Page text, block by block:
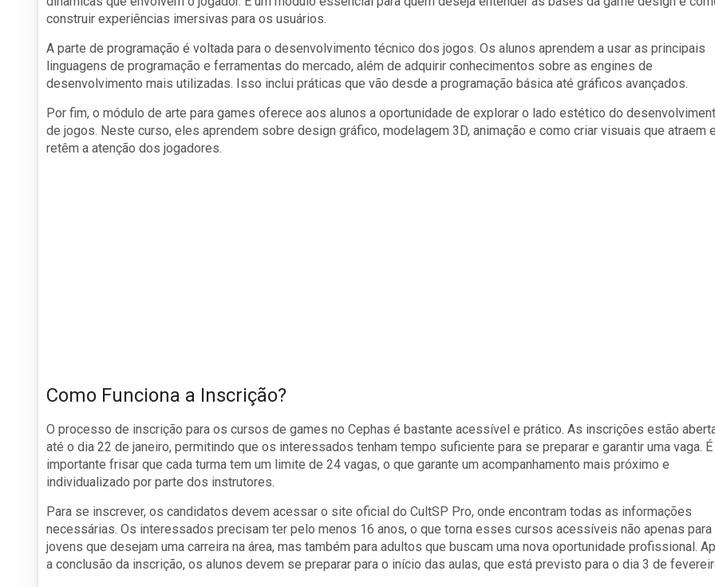
construir experiências imersivas para os usuários.
A parte de programação é voltada para o desenvolvimento técnico dos jogos. Os alunos aprendem a usar as principais
linguagens de programação e ferramentas do mercado, além de adquirir conhecimentos sobre as engines de
desenvolvimento mais utilizadas. Isso inclui práticas que vão desde a programação básica até gráficos avançados.
Por fim, o módulo de arte para games oferece aos alunos a oportunidade de explorar o lado estético do
de jogos. Neste curso, eles aprendem sobre design gráfico, modelagem 3D, animação e como criar visuais que atraem
retêm a atenção dos jogadores.
Como Funciona a Inscrição?
O processo de inscrição para os cursos de games no Cephas é bastante acessível e prático. As inscrições estão
até o dia 22 de janeiro, permitindo que os interessados tenham tempo suficiente para se preparar e garantir uma vaga. É
importante frisar que cada turma tem um limite de 24 vagas, o que garante um acompanhamento mais próximo e
individualizado por parte dos instrutores.
Para se inscrever, os candidatos devem acessar o site oficial do CultSP Pro, onde encontram todas as informações
necessárias. Os interessados precisam ter pelo menos 16 anos, o que torna esses cursos acessíveis não apenas para
jovens que desejam uma carreira na área, mas também para adultos que buscam uma nova oportunidade profissional.
a conclusão da inscrição, os alunos devem se preparar para o início das aulas, que está previsto para o dia 3 de